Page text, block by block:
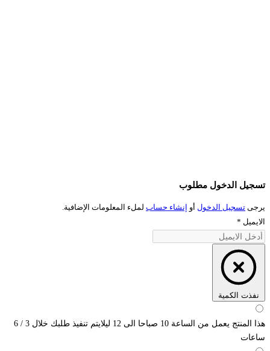
تسجيل الدخول مطلوب
يرجى تسجيل الدخول أو إنشاء حساب لملء المعلومات الإضافية.
الايميل *
نفذت الكمية
هذا المنتج يعمل من الساعة 10 صباحا الى 12 ليلايتم تنفيذ طلبك خلال 3 / 6
ساعات